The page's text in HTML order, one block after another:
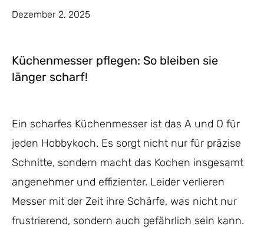
Dezember 2, 2025
Küchenmesser pflegen: So bleiben sie
länger scharf!
Ein scharfes Küchenmesser ist das A und O für
jeden Hobbykoch. Es sorgt nicht nur für präzise
Schnitte, sondern macht das Kochen insgesamt
angenehmer und effizienter. Leider verlieren
Messer mit der Zeit ihre Schärfe, was nicht nur
frustrierend, sondern auch gefährlich sein kann.